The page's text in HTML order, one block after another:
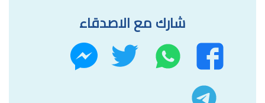
شارك مع الاصدقاء
فيسبوك
واتساب تويتر